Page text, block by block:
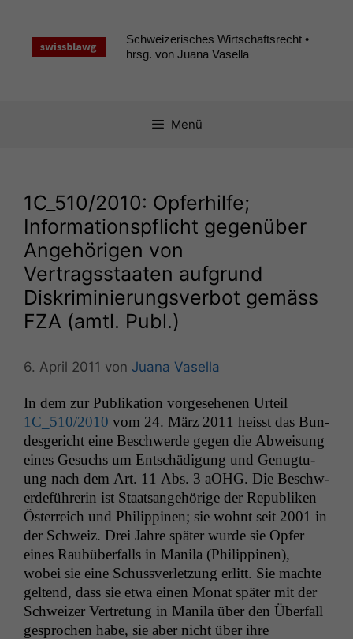
springen
Schweizerisches Wirtschaftsrecht •
hrsg. von Juana Vasella
Menü
1C_510/2010: Opferhilfe;
Informationspflicht gegenüber
Angehörigen von
Vertragsstaaten aufgrund
Diskriminierungsverbot gemäss
FZA (amtl. Publ.)
6. April 2011 von Juana Vasella
In dem zur Pub­lika­tion vorge­se­henen Urteil
1C_510/2010 vom 24. März 2011 heisst das Bun­
des­gericht eine Beschw­erde gegen die Abweisung
eines Gesuchs um Entschädi­gung und Genug­tu­
ung nach dem Art. 11 Abs. 3 aOHG. Die Beschw­
erde­führerin ist Staat­sange­hörige der Repub­liken
Öster­re­ich und Philip­pinen; sie wohnt seit 2001 in
der Schweiz. Drei Jahre später wurde sie Opfer
eines Raubüber­falls in Mani­la (Philip­pinen),
wobei sie eine Schussver­let­zung erlitt. Sie machte
gel­tend, dass sie etwa einen Monat später mit der
Schweiz­er Vertre­tung in Mani­la über den Über­fall
gesprochen habe, sie aber nicht über ihre